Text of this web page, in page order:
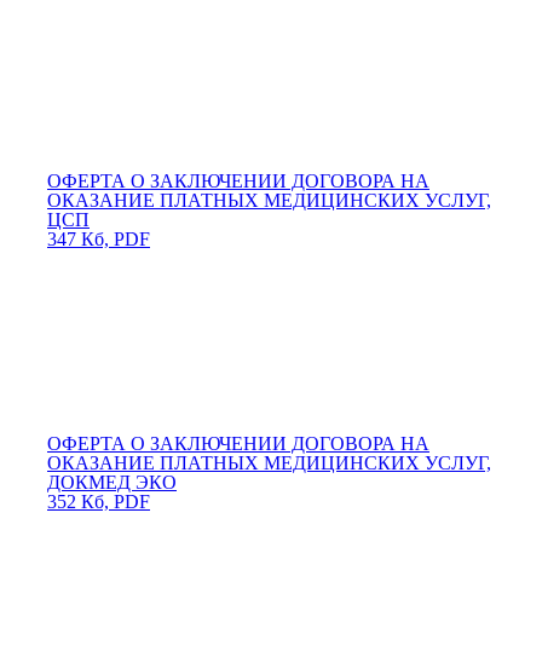
ОФЕРТА О ЗАКЛЮЧЕНИИ ДОГОВОРА НА
ОКАЗАНИЕ ПЛАТНЫХ МЕДИЦИНСКИХ УСЛУГ,
ЦСП
347 Кб, PDF
ОФЕРТА О ЗАКЛЮЧЕНИИ ДОГОВОРА НА
ОКАЗАНИЕ ПЛАТНЫХ МЕДИЦИНСКИХ УСЛУГ,
ДОКМЕД ЭКО
352 Кб, PDF